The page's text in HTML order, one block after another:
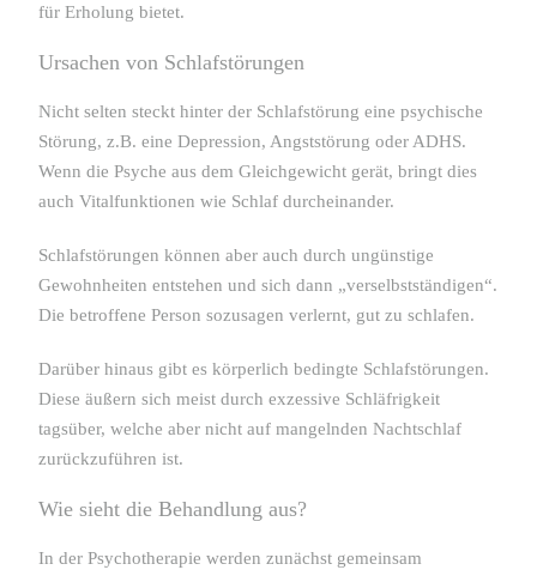
für Erholung bietet.
Ursachen von Schlafstörungen
Nicht selten steckt hinter der Schlafstörung eine psychische
Störung, z.B. eine Depression, Angststörung oder ADHS.
Wenn die Psyche aus dem Gleichgewicht gerät, bringt dies
auch Vitalfunktionen wie Schlaf durcheinander.
Schlafstörungen können aber auch durch ungünstige
Gewohnheiten entstehen und sich dann „verselbstständigen“.
Die betroffene Person sozusagen verlernt, gut zu schlafen.
Darüber hinaus gibt es körperlich bedingte Schlafstörungen.
Diese äußern sich meist durch exzessive Schläfrigkeit
tagsüber, welche aber nicht auf mangelnden Nachtschlaf
zurückzuführen ist.
Wie sieht die Behandlung aus?
In der Psychotherapie werden zunächst gemeinsam